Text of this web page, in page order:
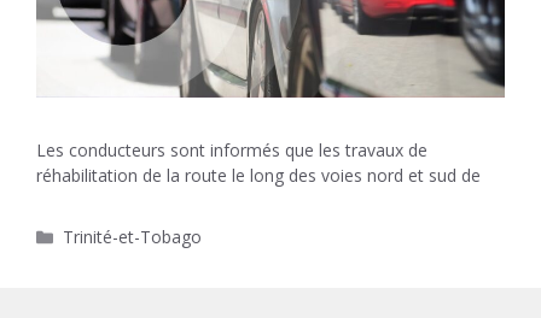
Les conducteurs sont informés que les travaux de
réhabilitation de la route le long des voies nord et sud de
Catégories
Trinité-et-Tobago